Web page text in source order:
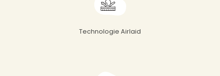
Technologie Airlaid